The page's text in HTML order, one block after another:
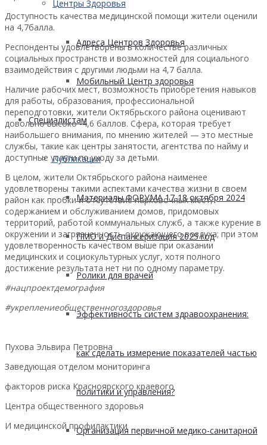
Центры Здоровья
Адреса Центров Здоровья
Мобильный Центр здоровья
Cпециалистам
Публикации
Материалы ФОРУМА 17-18 октября 2024
ПМО и Диспансеризация 2025 год
Ролики для врачей
Эффективность систем здравоохранения:
как сделать измерение показателей частью
политики и управления?
Организация первичной медико-санитарной
Доступность качества медицинской помощи жители оценили
на 4,7балла.
Респонденты удовлетворены в количестве различных
социальных пространств и возможностей для социального
взаимодействия с другими людьми на 4,7 балла.
Наличие рабочих мест, возможность приобретения навыков
для работы, образования, профессиональной
переподготовки, жители Октябрьского района оценивают
довольно высоко -4,6 баллов. Сфера, которая требует
наибольшего внимания, по мнению жителей — это местные
службы, такие как центры занятости, агентства по найму и
доступные услуги по уходу за детьми.
В целом, жители Октябрьского района наименее
удовлетворены такими аспектами качества жизни в своем
район как пробки и отсутствие парковочных мест,
содержанием и обслуживанием домов, придомовых
территорий, работой коммунальных служб, а также курение в
окружении и загрязненность окружающего воздуха; при этом
удовлетворенность качеством выше при оказании
медицинских и социокультурных услуг, хотя полного
достижение результата нет ни по одному параметру.
#нацпроектдемография
#укреплениеобщественногоздоровья
Пухова Эльвира Петровна
Заведующая отделом мониторинга
факторов риска Красноярского краевого
Центра общественного здоровья
И медицинской профилактики